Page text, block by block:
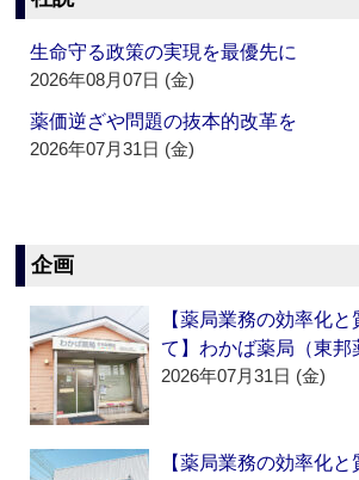
生命守る政策の実現を最優先に
2026年08月07日 (金)
薬価逆ざや問題の抜本的改革を
2026年07月31日 (金)
企画
【薬局業務の効率化
て】わかば薬局（東邦
2026年07月31日 (金)
【薬局業務の効率化